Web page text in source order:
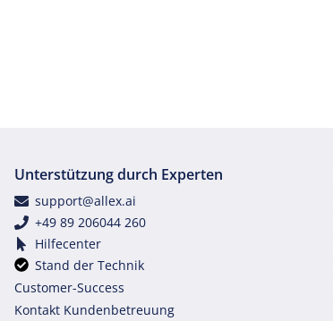
Unterstützung durch Experten
support@allex.ai
+49 89 206044 260
Hilfecenter
Stand der Technik
Customer-Success
Kontakt Kundenbetreuung